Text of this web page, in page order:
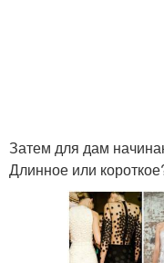
Затем для дам
Длинное или